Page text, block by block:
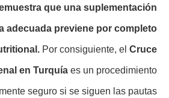
que una suplementación
adecuada previene por completo
Por consiguiente, el Cruce
en Turquía es un procedimiento
seguro si se siguen las pautas